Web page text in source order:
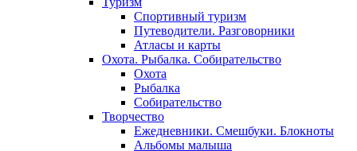
Спортивный туризм
Путеводители. Разговорники
Атласы и карты
Охота. Рыбалка. Собирательство
Охота
Рыбалка
Собирательство
Творчество
Ежедневники. Смешбуки. Блокноты
Альбомы малыша